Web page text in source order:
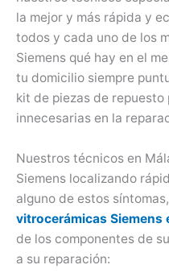
la mejor y más rápida y
todos y cada uno de los
Siemens qué hay en el
tu domicilio siempre
kit de piezas de
innecesarias en la
Nuestros técnicos en
Siemens localizando
alguno de estos
vitrocerámicas Siemens
de los componentes de
a su reparación: